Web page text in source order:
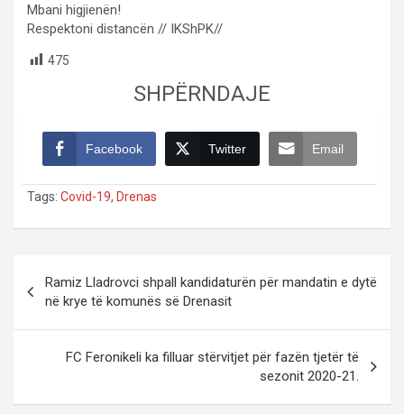
Mbani higjienën!
Respektoni distancën // IKShPK//
475
SHPËRNDAJE
Facebook Twitter Email
Tags: Covid-19, Drenas
navigation
Ramiz Lladrovci shpall kandidaturën për mandatin e dytë
në krye të komunës së Drenasit
FC Feronikeli ka filluar stërvitjet për fazën tjetër të
sezonit 2020-21.